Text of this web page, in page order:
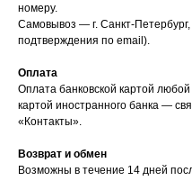
номеру.
Самовывоз — г. Санкт-
подтверждения по email).
Оплата
Оплата банковской картой
картой иностранного банка —
«Контакты».
Возврат и обмен
Возможны в течение 14 дней